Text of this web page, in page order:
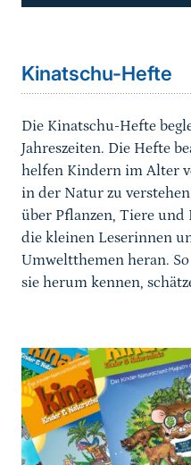
Kinatschu-Hefte
Die Kinatschu-Hefte
Jahreszeiten. Die Hefte
helfen Kindern im Alter
in der Natur zu
über Pflanzen, Tiere
die kleinen Leserinnen
Umweltthemen heran.
sie herum kennen,
weiterführender
Inhalt